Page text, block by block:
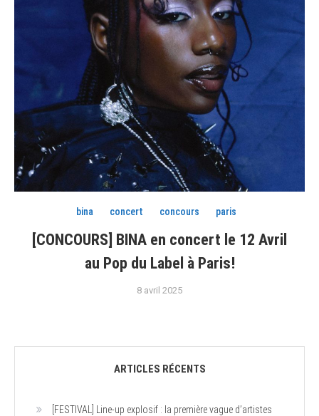
bina concert concours paris
[CONCOURS] BINA en concert le 12 Avril
au Pop du Label à Paris!
8 avril 2025
ARTICLES RÉCENTS
[FESTIVAL] Line-up explosif : la première vague d’artistes